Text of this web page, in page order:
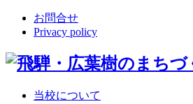
お問合せ
Privacy policy
当校について